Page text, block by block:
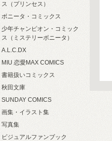
ス（プリンセス）
ボニータ・コミックス
少年チャンピオン・コミック
ス（ミステリーボニータ）
A.L.C.DX
MIU 恋愛MAX COMICS
書籍扱いコミックス
秋田文庫
SUNDAY COMICS
画集・イラスト集
写真集
ビジュアルファンブック